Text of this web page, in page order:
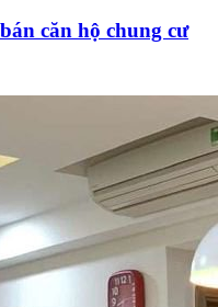
căn hộ chung cư